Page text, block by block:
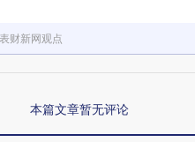
财新网观点
本篇文章暂无评论